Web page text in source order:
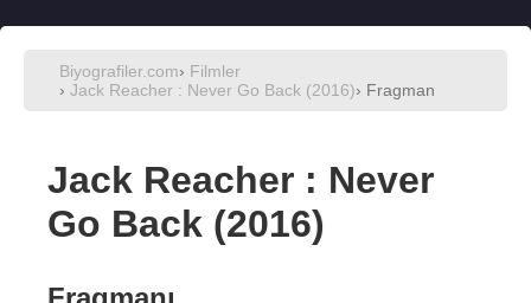
Biyografiler.com› Filmler
› Jack Reacher : Never Go Back (2016)› Fragman
Jack Reacher : Never
Go Back (2016)